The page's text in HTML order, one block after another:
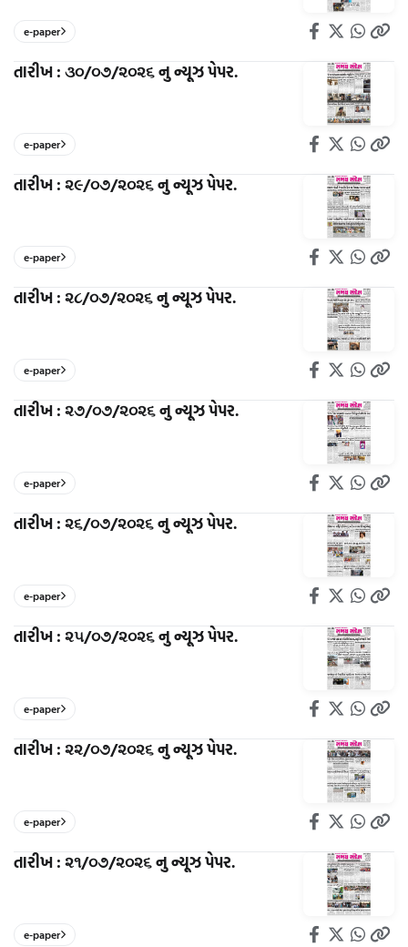
e-paper
તારીખ : ૩૦/૦૭/૨૦૨૬ નુ ન્યૂઝ પેપર.
e-paper
તારીખ : ૨૯/૦૭/૨૦૨૬ નુ ન્યૂઝ પેપર.
e-paper
તારીખ : ૨૮/૦૭/૨૦૨૬ નુ ન્યૂઝ પેપર.
e-paper
તારીખ : ૨૭/૦૭/૨૦૨૬ નુ ન્યૂઝ પેપર.
e-paper
તારીખ : ૨૬/૦૭/૨૦૨૬ નુ ન્યૂઝ પેપર.
e-paper
તારીખ : ૨૫/૦૭/૨૦૨૬ નુ ન્યૂઝ પેપર.
e-paper
તારીખ : ૨૨/૦૭/૨૦૨૬ નુ ન્યૂઝ પેપર.
e-paper
તારીખ : ૨૧/૦૭/૨૦૨૬ નુ ન્યૂઝ પેપર.
e-paper